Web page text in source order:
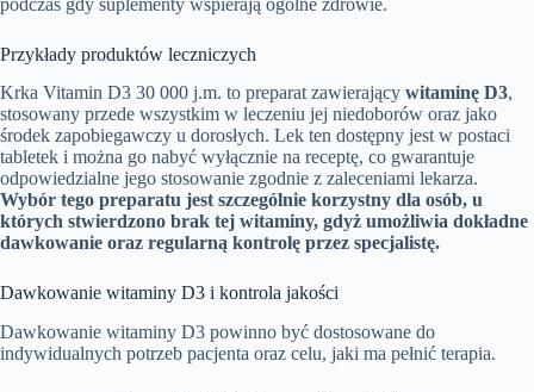
Przykłady produktów leczniczych
Krka Vitamin D3 30 000 j.m. to preparat zawierający witaminę D3,
stosowany przede wszystkim w leczeniu jej niedoborów oraz jako
środek zapobiegawczy u dorosłych. Lek ten dostępny jest w postaci
tabletek i można go nabyć wyłącznie na receptę, co gwarantuje
odpowiedzialne jego stosowanie zgodnie z zaleceniami lekarza.
Wybór tego preparatu jest szczególnie korzystny dla osób, u
których stwierdzono brak tej witaminy, gdyż umożliwia dokładne
dawkowanie oraz regularną kontrolę przez specjalistę.
Dawkowanie witaminy D3 i kontrola jakości
Dawkowanie witaminy D3 powinno być dostosowane do
indywidualnych potrzeb pacjenta oraz celu, jaki ma pełnić terapia.